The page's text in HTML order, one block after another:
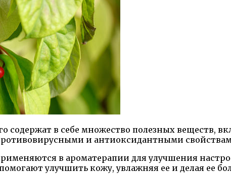
содержат в себе множество полезных веществ,
и антиоксидантными
в ароматерапии для улучшения
улучшить кожу, увлажняя ее и делая ее